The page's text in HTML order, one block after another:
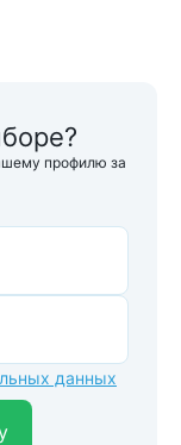
профилю за
данных